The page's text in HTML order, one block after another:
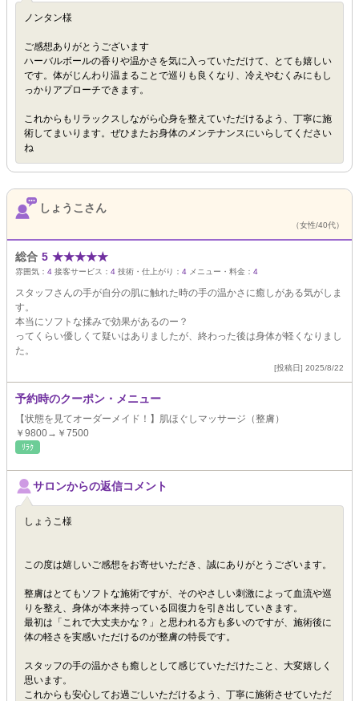
ノンタン様
ご感想ありがとうございます
ハーバルボールの香りや温かさを気に入っていただけて、とても嬉しい
です。体がじんわり温まることで巡りも良くなり、冷えやむくみにもし
っかりアプローチできます。
これからもリラックスしながら心身を整えていただけるよう、丁寧に施
術してまいります。ぜひまたお身体のメンテナンスにいらしてください
ね
しょうこさん
（女性/40代）
総合 5 ★★★★★
雰囲気： 4 接客サービス： 4 技術・仕上がり： 4 メニュー・料金： 4
スタッフさんの手が自分の肌に触れた時の手の温かさに癒しがある気がしま
す。
本当にソフトな揉みで効果があるのー？
ってくらい優しくて疑いはありましたが、終わった後は身体が軽くなりまし
た。
[投稿日] 2025/8/22
予約時のクーポン・メニュー
【状態を見てオーダーメイド！】肌ほぐしマッサージ（整膚）
￥9800→￥7500
ﾘﾗｸ
サロンからの返信コメント
しょうこ様
この度は嬉しいご感想をお寄せいただき、誠にありがとうございます。
整膚はとてもソフトな施術ですが、そのやさしい刺激によって血流や巡
りを整え、身体が本来持っている回復力を引き出していきます。
最初は「これで大丈夫かな？」と思われる方も多いのですが、施術後に
体の軽さを実感いただけるのが整膚の特長です。
スタッフの手の温かさも癒しとして感じていただけたこと、大変嬉しく
思います。
これからも安心してお過ごしいただけるよう、丁寧に施術させていただ